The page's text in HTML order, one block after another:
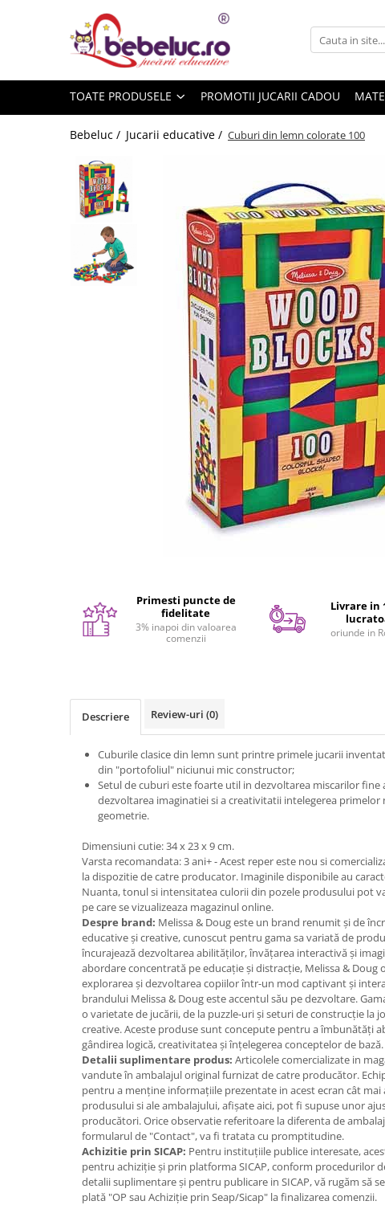
Toate Produsele
Set constructie copii
Jucarii magnetice
Cuburi de construit
Seturi Experimente pentru copii
Organele Corpului Uman
Roboti de jucarie
Jucarii Creativitate
Instrumente muzicale pentru copii
Papusi de mana
Casa de papusi
Papusi si Bebelusi Reborn
Animale de jucarie
Figurine cu animale domestice
Nevoi speciale si sindrom Down
Jucarii cu alfabet
Jucarii cu cifre
Seturi Numberblocks
Jucarii de motricitate
Jucarii fructe si legume
Puzzle incastru
Puzzle de podea
Jucarii bebelusi
Jucarii de baie
Jucarii dentitie
Jucarii senzoriale
TOATE PRODUSELE PROMOTII JUCARII CADOU
Bebeluc / Jucarii educative / Cuburi din lemn colorate 100
Primesti puncte de
fidelitate
3% inapoi din valoarea
comenzii
Livrare in
oriunde in
Descriere Review-uri (0)
Cuburile clasice din lemn sunt printre primele jucarii
din "portofoliul" niciunui mic constructor;
Setul de cuburi este foarte util in dezvoltarea miscarilor fine
dezvoltarea imaginatiei si a creativitatii intelegerea
geometrie.
Dimensiuni cutie: 34 x 23 x 9 cm.
Varsta recomandata: 3 ani+ - Acest reper este nou si
la dispozitie de catre producator. Imaginile disponibile au
Nuanta, tonul si intensitatea culorii din pozele produsului pot
pe care se vizualizeaza magazinul online.
Despre brand: Melissa & Doug este un brand renumit și de
educative și creative, cunoscut pentru gama sa variată de
încurajează dezvoltarea abilităților, învățarea interactivă și
abordare concentrată pe educație și distracție, Melissa & Doug
explorarea și dezvoltarea copiilor într-un mod captivant și
brandului Melissa & Doug este accentul său pe dezvoltare.
o varietate de jucării, de la puzzle-uri și seturi de construcție la
creative. Aceste produse sunt concepute pentru a îmbunătăți
gândirea logică, creativitatea și înțelegerea conceptelor de bază.
Detalii suplimentare produs: Articolele comercializate in
vandute în ambalajul original furnizat de catre producător.
pentru a menține informațiile prezentate in acest ecran cât mai
produsului si ale ambalajului, afișate aici, pot fi supuse unor
producători. Orice observatie referitoare la diferenta de
formularul de "Contact", va fi tratata cu promptitudine.
Achizitie prin SICAP: Pentru instituțiile publice interesate,
pentru achiziție și prin platforma SICAP, conform procedurilor
detalii suplimentare și pentru publicare in SICAP, vă rugăm să
plată "OP sau Achiziție prin Seap/Sicap" la finalizarea comenzii.